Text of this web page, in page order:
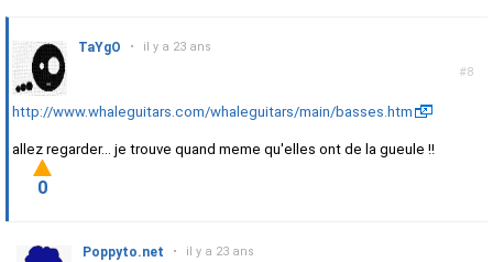
#8
TaYgO • il y a 23 ans
http://www.whaleguitars.com/whaleguitars/main/basses.htm
allez regarder... je trouve quand meme qu'elles ont de la gueule !!
0
Poppyto.net • il y a 23 ans